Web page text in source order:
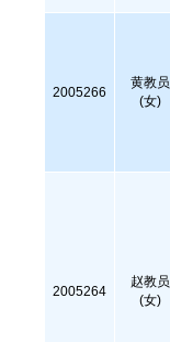
2005266
黄教员
(女)
2005264
赵教员
(女)